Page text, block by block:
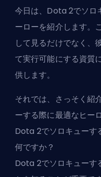
今日は、Dota 2でソロ
ーローを紹介します。
して見るだけでなく、
て実行可能にする資質
供します。
それでは、さっそく紹
ーする際に最適なヒー
Dota 2でソロキューす
何ですか？
Dota 2でソロキューす